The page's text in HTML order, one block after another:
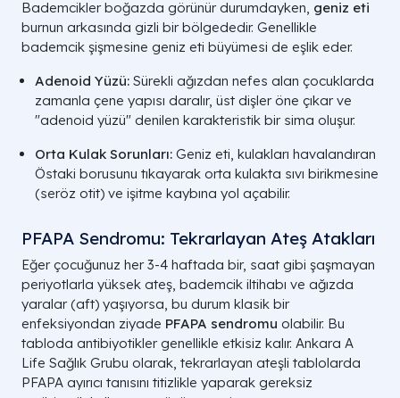
Bademcikler boğazda görünür durumdayken, geniz eti
burnun arkasında gizli bir bölgededir. Genellikle
bademcik şişmesine geniz eti büyümesi de eşlik eder.
Adenoid Yüzü: Sürekli ağızdan nefes alan çocuklarda
zamanla çene yapısı daralır, üst dişler öne çıkar ve
"adenoid yüzü" denilen karakteristik bir sima oluşur.
Orta Kulak Sorunları: Geniz eti, kulakları havalandıran
Östaki borusunu tıkayarak orta kulakta sıvı birikmesine
(seröz otit) ve işitme kaybına yol açabilir.
PFAPA Sendromu: Tekrarlayan Ateş Atakları
Eğer çocuğunuz her 3-4 haftada bir, saat gibi şaşmayan
periyotlarla yüksek ateş, bademcik iltihabı ve ağızda
yaralar (aft) yaşıyorsa, bu durum klasik bir
enfeksiyondan ziyade PFAPA sendromu olabilir. Bu
tabloda antibiyotikler genellikle etkisiz kalır. Ankara A
Life Sağlık Grubu olarak, tekrarlayan ateşli tablolarda
PFAPA ayırıcı tanısını titizlikle yaparak gereksiz